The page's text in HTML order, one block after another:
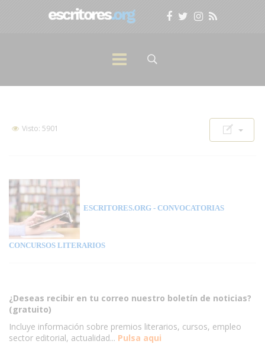
Visto: 5901
ESCRITORES.ORG - CONVOCATORIAS
CONCURSOS LITERARIOS
¿Deseas recibir en tu correo nuestro boletín de noticias?
(gratuito)
Incluye información sobre premios literarios, cursos, empleo
sector editorial, actualidad... Pulsa aqui